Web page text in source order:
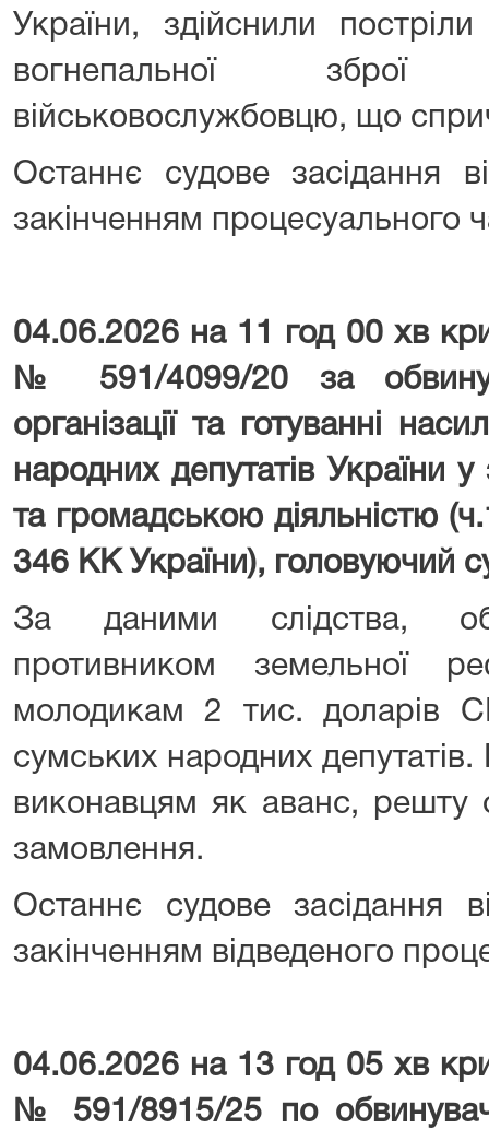
України, здійснили
вогнепальної
військовослужбовцю, що
Останнє судове засідання
закінченням процесуального
04.06.2026 на 11 год 00 хв
№ 591/4099/20 за
організації та готуванні
народних депутатів України
та громадською діяльністю
346 КК України), головуючий
За даними слідства,
противником земельної
молодикам 2 тис. доларів
сумських народних
виконавцям як аванс, решту
замовлення.
Останнє судове засідання
закінченням відведеного
04.06.2026 на 13 год 05 хв
№ 591/8915/25 по